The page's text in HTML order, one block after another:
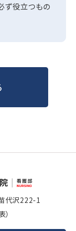
ず役立つもの
代沢222-1
）